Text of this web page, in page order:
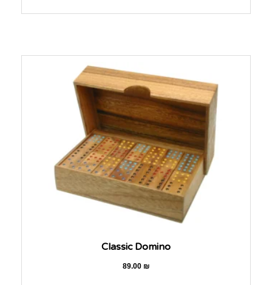
Classic Domino
89.00₪